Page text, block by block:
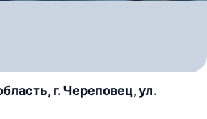
г. Череповец, ул.